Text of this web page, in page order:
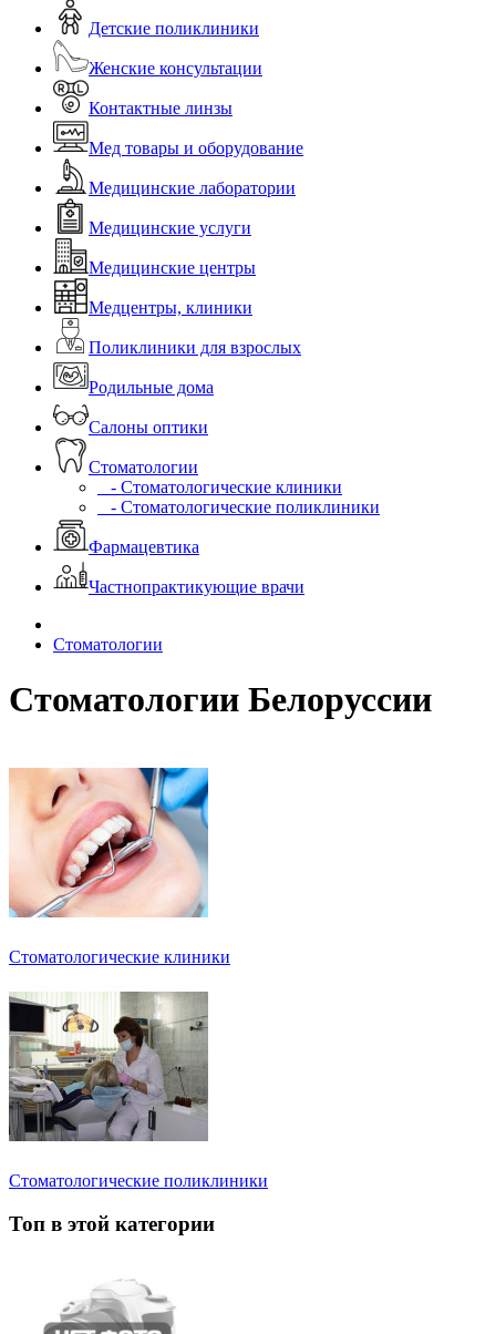
Детские поликлиники
Женские консультации
Контактные линзы
Мед товары и оборудование
Медицинские лаборатории
Медицинские услуги
Медицинские центры
Медцентры, клиники
Поликлиники для взрослых
Родильные дома
Салоны оптики
Стоматологии
- Стоматологические клиники
- Стоматологические поликлиники
Фармацевтика
Частнопрактикующие врачи
Стоматологии
Стоматологии Белоруссии
Стоматологические клиники
Стоматологические поликлиники
Топ в этой категории